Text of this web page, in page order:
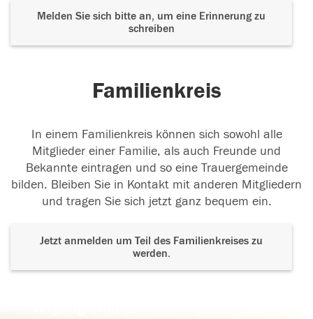
Melden Sie sich bitte an, um eine Erinnerung zu
schreiben
Familienkreis
In einem Familienkreis können sich sowohl alle
Mitglieder einer Familie, als auch Freunde und
Bekannte eintragen und so eine Trauergemeinde
bilden. Bleiben Sie in Kontakt mit anderen Mitgliedern
und tragen Sie sich jetzt ganz bequem ein.
Jetzt anmelden um Teil des Familienkreises zu
werden.